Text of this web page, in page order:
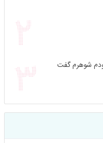
شوهرم گفت